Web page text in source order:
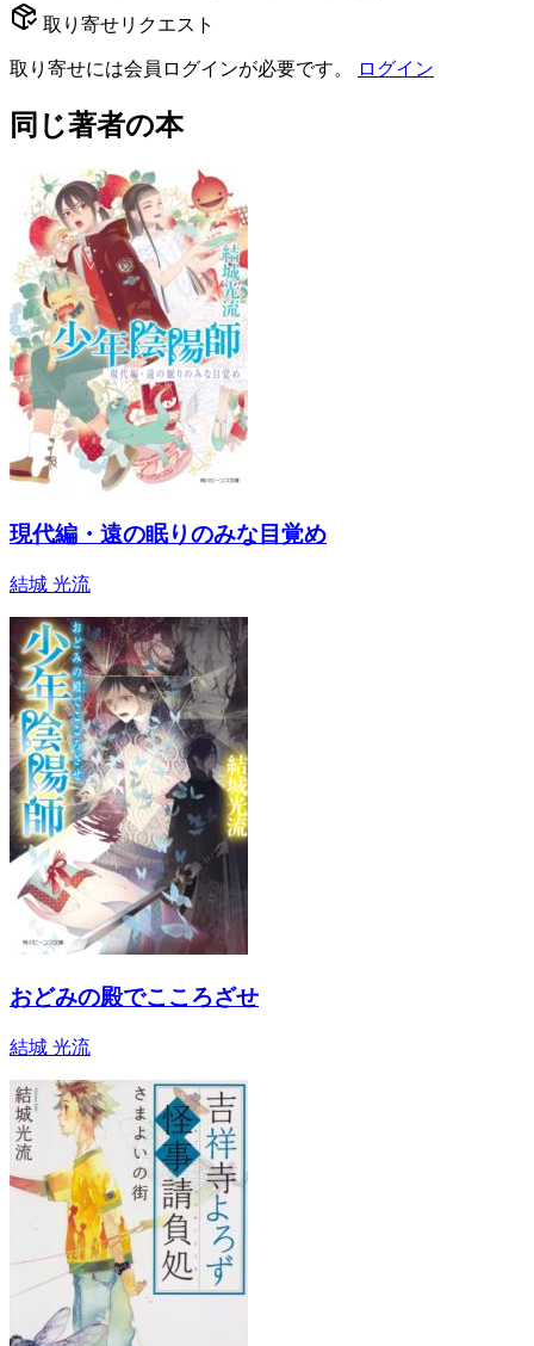
取り寄せリクエスト
取り寄せには会員ログインが必要です。 ログイン
同じ著者の本
現代編・遠の眠りのみな目覚め
結城 光流
おどみの殿でこころざせ
結城 光流